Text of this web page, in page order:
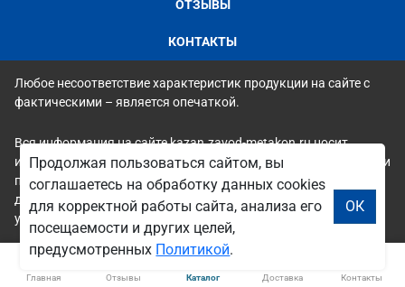
ОТЗЫВЫ
КОНТАКТЫ
Любое несоответствие характеристик продукции на сайте с
фактическими – является опечаткой.
Вся информация на сайте kazan.zavod-metakon.ru носит
исключительно ознакомительный и справочный характер и ни
при каких условиях не является публичной офертой. Всю
дополнительную информацию можно узнать по телефонам
указанным на сайте.
Главная Отзывы Каталог Доставка Контакты
Продолжая пользоваться сайтом, вы
соглашаетесь на обработку данных cookies
для корректной работы сайта, анализа его
посещаемости и других целей,
предусмотренных Политикой.
ОК